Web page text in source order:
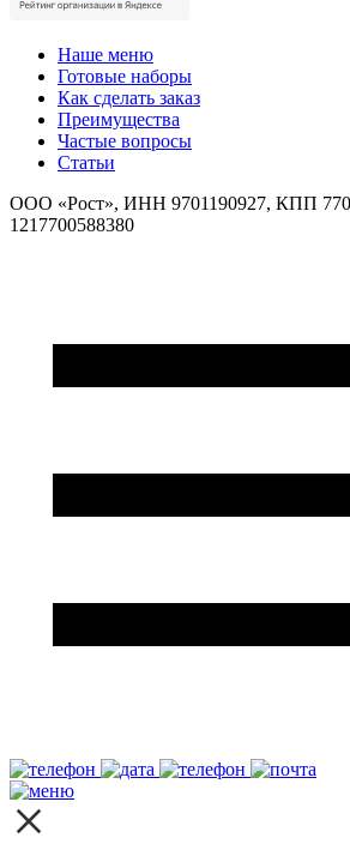
Наше меню
Готовые наборы
Как сделать заказ
Преимущества
Частые вопросы
Статьи
ООО «Рост», ИНН 9701190927, КПП
1217700588380